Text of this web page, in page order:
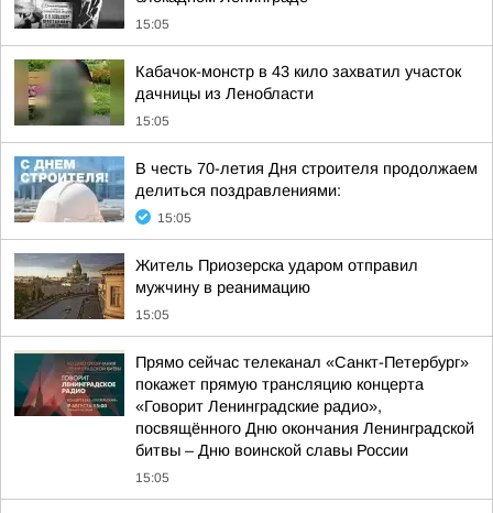
15:05
Кабачок-монстр в 43 кило захватил участок
дачницы из Ленобласти
15:05
В честь 70-летия Дня строителя продолжаем
делиться поздравлениями:
15:05
Житель Приозерска ударом отправил
мужчину в реанимацию
15:05
Прямо сейчас телеканал «Санкт-Петербург»
покажет прямую трансляцию концерта
«Говорит Ленинградские радио»,
посвящённого Дню окончания Ленинградской
битвы – Дню воинской славы России
15:05